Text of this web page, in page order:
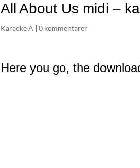
All About Us midi –
Karaoke A |0 kommentarer
Here you go, the